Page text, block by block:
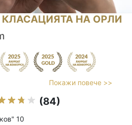
КЛАСАЦИЯТА НА ОРЛИ
Покажи повече >>
(84)
10